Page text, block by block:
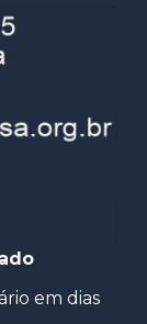
em dias